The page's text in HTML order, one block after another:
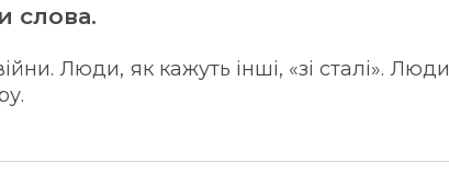
слова.
Люди, як кажуть інші, «зі сталі».